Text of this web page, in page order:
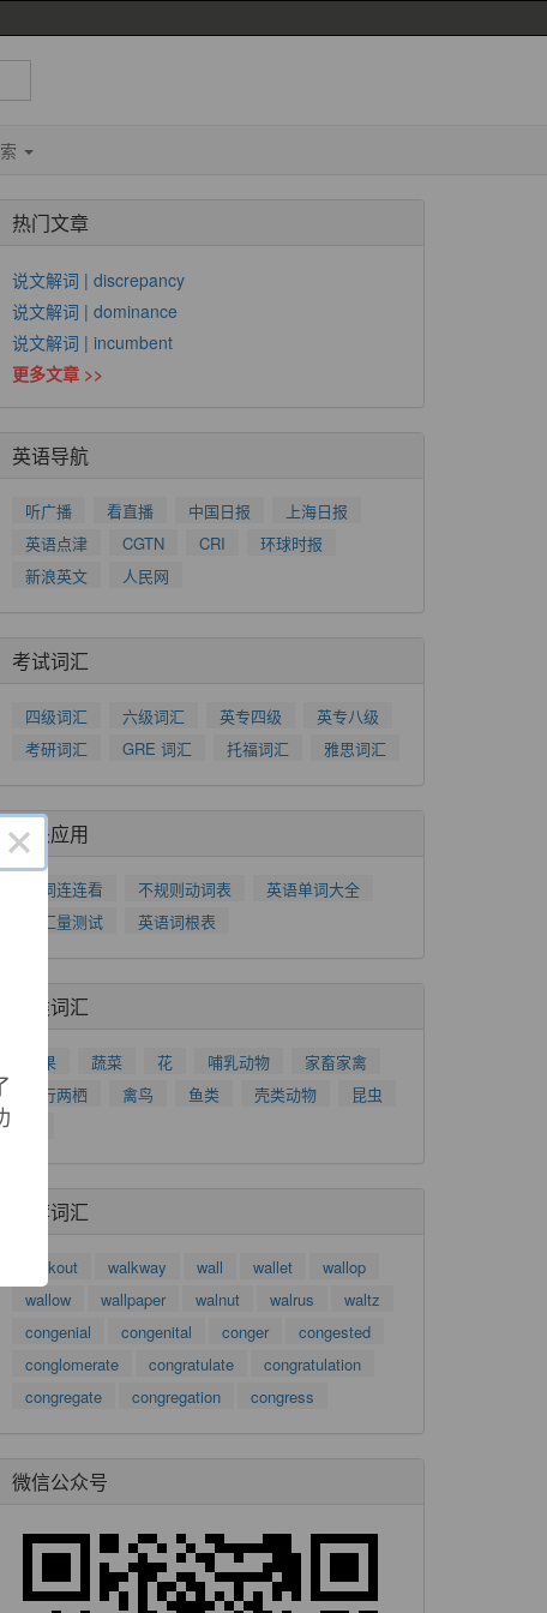
热门文章
说文解词 | discrepancy
说文解词 | dominance
说文解词 | incumbent
更多文章 >>
英语导航
听广播 看直播 中国日报
上海日报
英语点津
CGTN CRI
环球时报
新浪英文
人民网
考试词汇
四级词汇 六级词汇 英专四级
英专八级
考研词汇
GRE 词汇 托福词汇 雅思词汇
相关应用
单词连连看 不规则动词表
英语单词大全
词汇量测试
英语词根表
分类词汇
水果 蔬菜 花 哺乳动物
家畜家禽
爬行两栖
禽鸟 鱼类 壳类动物
昆虫
推荐词汇
walkout walkway wall wallet
wallop
wallow
wallpaper walnut walrus
waltz
congenial
congenital conger
congested
conglomerate
congratulate
congratulation
congregate
congregation congress
微信公众号
×